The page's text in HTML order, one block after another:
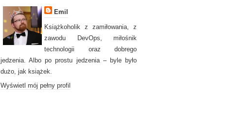
Emil
Książkoholik z zamiłowania, z
zawodu DevOps, miłośnik
technologii oraz dobrego
jedzenia. Albo po prostu jedzenia – byle było
dużo, jak książek.
Wyświetl mój pełny profil